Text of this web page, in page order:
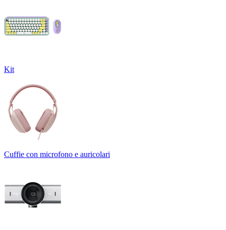
Kit
Cuffie con microfono e auricolari